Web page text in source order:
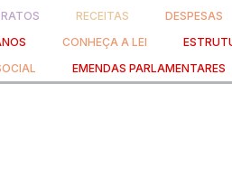
RECEITAS DESPESAS
CONHEÇA A LEI
EMENDAS PARLAMENTARES